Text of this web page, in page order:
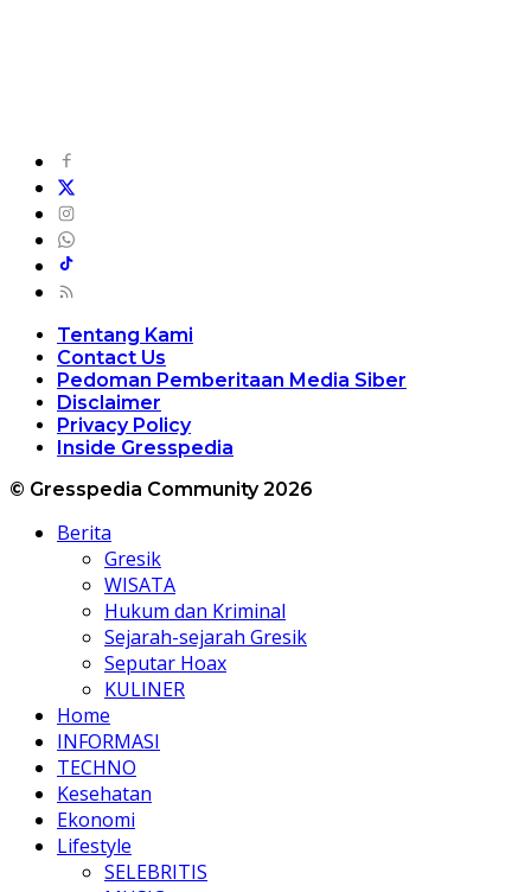
Tentang Kami
Contact Us
Pedoman Pemberitaan Media Siber
Disclaimer
Privacy Policy
Inside Gresspedia
© Gresspedia Community 2026
Berita
Gresik
WISATA
Hukum dan Kriminal
Sejarah-sejarah Gresik
Seputar Hoax
KULINER
Home
INFORMASI
TECHNO
Kesehatan
Ekonomi
Lifestyle
SELEBRITIS